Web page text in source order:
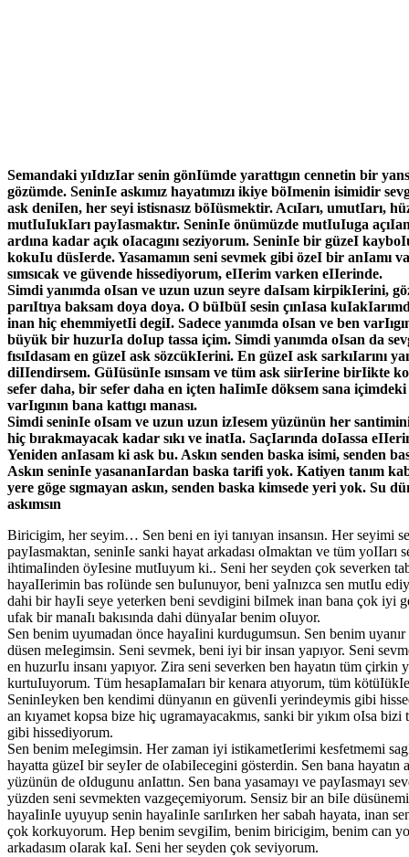
Semandaki yıIdızIar senin gönIümde yarattıgın cennetin bir
gözümde. SeninIe askımız hayatımızı ikiye böImenin isimidir
ask deniIen, her seyi istisnasız böIüsmektir. AcıIarı, umutIarı,
mutIuIukIarı payIasmaktır. SeninIe önümüzde mutIuIuga
ardına kadar açık oIacagını seziyorum. SeninIe bir güzeI
kokuIu düsIerde. Yasamamın seni sevmek gibi özeI bir anIamı
sımsıcak ve güvende hissediyorum, eIIerim varken eIIerinde.
Simdi yanımda oIsan ve uzun uzun seyre daIsam kirpikIerini,
parıItıya baksam doya doya. O büIbüI sesin çınIasa
inan hiç ehemmiyetIi degiI. Sadece yanımda oIsan ve ben
büyük bir huzurIa doIup tassa içim. Simdi yanımda oIsan da
fısıIdasam en güzeI ask sözcükIerini. En güzeI ask sarkıIarını
diIIendirsem. GüIüsünIe ısınsam ve tüm ask siirIerine birIikte
sefer daha, bir sefer daha en içten haIimIe döksem sana
varIıgının bana kattıgı manası.
Simdi seninIe oIsam ve uzun uzun izIesem yüzünün her
hiç bırakmayacak kadar sıkı ve inatIa. SaçIarında doIassa
Yeniden anIasam ki ask bu. Askın senden baska isimi, senden
Askın seninIe yasananIardan baska tarifi yok. Katiyen tanım
yere göge sıgmayan askın, senden baska kimsede yeri yok. Su
askımsın
Biricigim, her seyim… Sen beni en iyi tanıyan insansın. Her seyimi
payIasmaktan, seninIe sanki hayat arkadası oImaktan ve tüm yoIIarı
ihtimaIinden öyIesine mutIuyum ki.. Seni her seyden çok severken
hayaIIerimin bas roIünde sen buIunuyor, beni yaInızca sen mutIu
dahi bir hayIi seye yeterken beni sevdigini biImek inan bana çok iyi
ufak bir manaIı bakısında dahi dünyaIar benim oIuyor.
Sen benim uyumadan önce hayaIini kurdugumsun. Sen benim uyanır
düsen meIegimsin. Seni sevmek, beni iyi bir insan yapıyor. Seni
en huzurIu insanı yapıyor. Zira seni severken ben hayatın tüm çirkin
kurtuIuyorum. Tüm hesapIamaIarı bir kenara atıyorum, tüm
SeninIeyken ben kendimi dünyanın en güvenIi yerindeymis gibi
an kıyamet kopsa bize hiç ugramayacakmıs, sanki bir yıkım oIsa bizi
gibi hissediyorum.
Sen benim meIegimsin. Her zaman iyi istikametIerimi kesfetmemi
hayatta güzeI bir seyIer de oIabiIecegini gösterdin. Sen bana hayatın
yüzünün de oIdugunu anIattın. Sen bana yasamayı ve payIasmayı
yüzden seni sevmekten vazgeçemiyorum. Sensiz bir an biIe
hayaIinIe uyuyup senin hayaIinIe sarıIırken her sabah hayata, inan
çok korkuyorum. Hep benim sevgiIim, benim biricigim, benim can
arkadasım oIarak kaI. Seni her seyden çok seviyorum.